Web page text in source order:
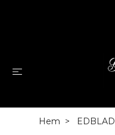
Hem EDBLAD